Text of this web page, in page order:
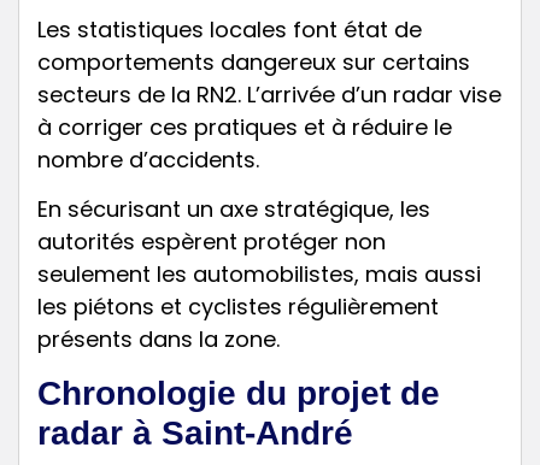
Les statistiques locales font état de
comportements dangereux sur certains
secteurs de la RN2. L’arrivée d’un radar vise
à corriger ces pratiques et à réduire le
nombre d’accidents.
En sécurisant un axe stratégique, les
autorités espèrent protéger non
seulement les automobilistes, mais aussi
les piétons et cyclistes régulièrement
présents dans la zone.
Chronologie du projet de
radar à Saint-André